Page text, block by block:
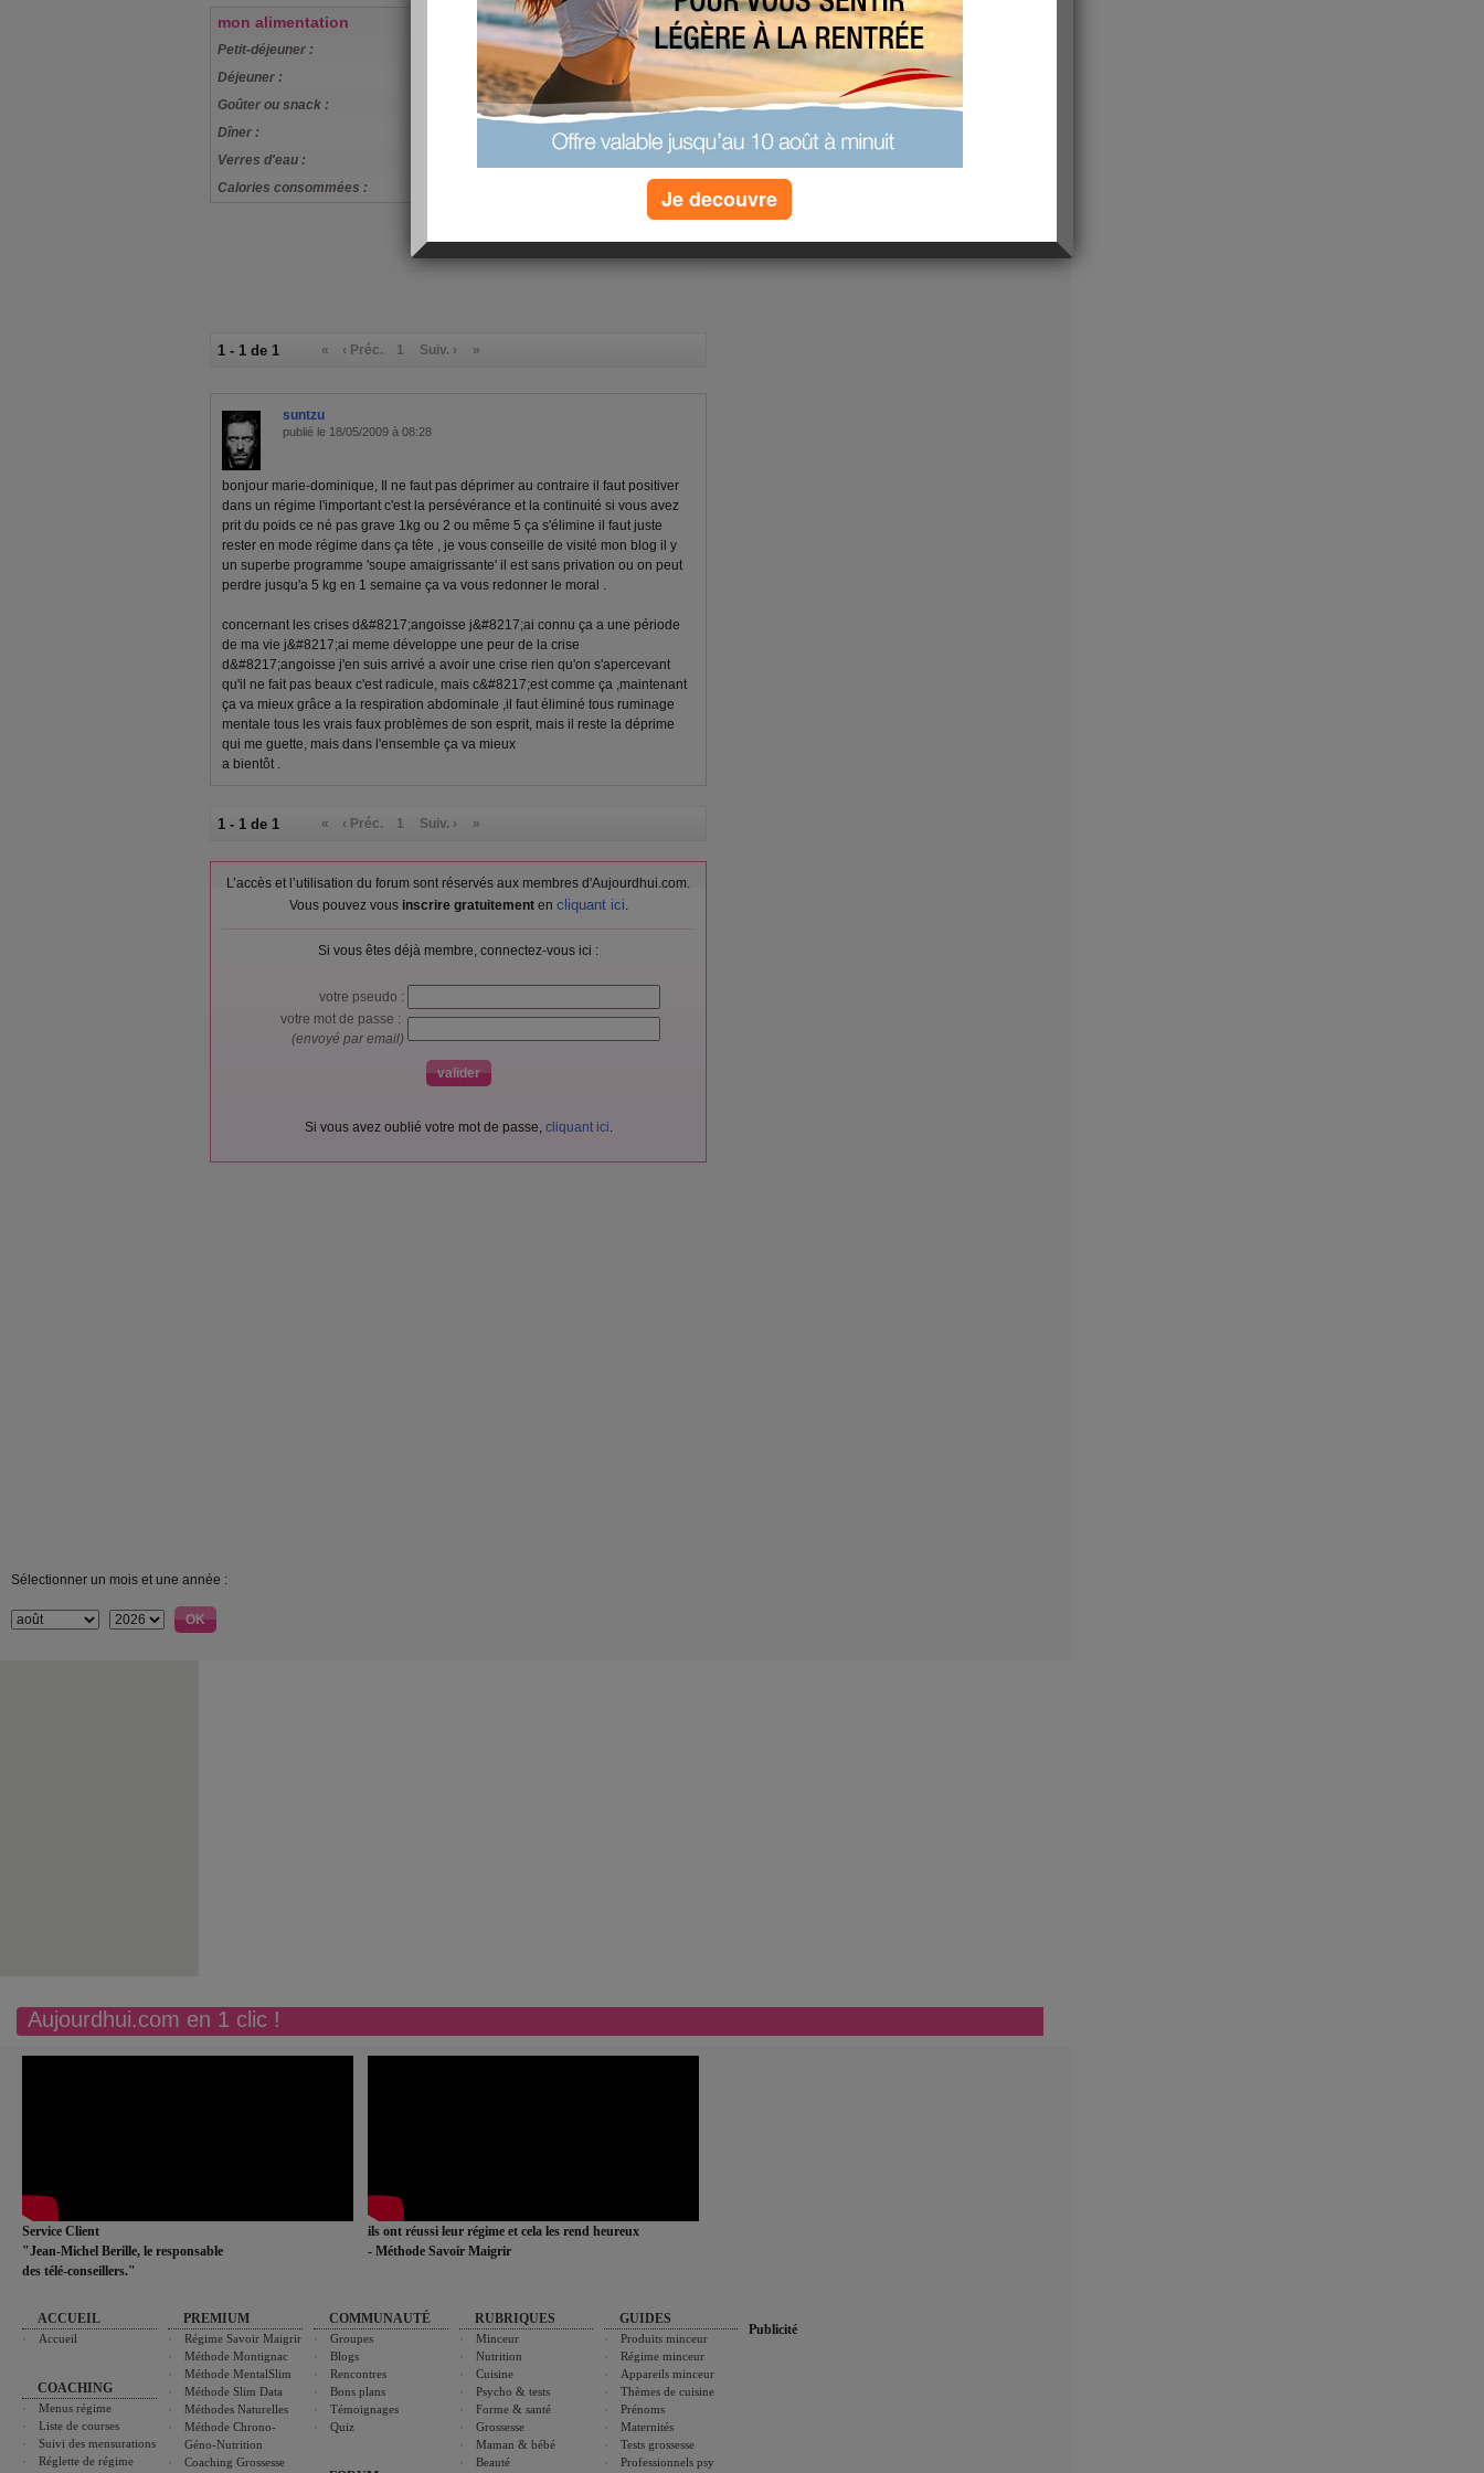
mon alimentation
Petit-déjeuner :
petales cornflaeks cafe au lait
Déjeuner :
frites oeufs
Goûter ou snack :
Dîner :
Verres d'eau :
Calories consommées :
(1) commentaires
1 - 1 de 1 « ‹ Préc. 1 Suiv. › »
suntzu
publié le 18/05/2009 à 08:28
bonjour marie-dominique, Il ne faut pas déprimer au contraire il faut positiver
dans un régime l'important c'est la persévérance et la continuité si vous avez
prit du poids ce né pas grave 1kg ou 2 ou même 5 ça s'élimine il faut juste
rester en mode régime dans ça tête , je vous conseille de visité mon blog il y
un superbe programme 'soupe amaigrissante' il est sans privation ou on peut
perdre jusqu'a 5 kg en 1 semaine ça va vous redonner le moral .
concernant les crises d&#8217;angoisse j&#8217;ai connu ça a une période
de ma vie j&#8217;ai meme développe une peur de la crise
d&#8217;angoisse j'en suis arrivé a avoir une crise rien qu'on s'apercevant
qu'il ne fait pas beaux c'est radicule, mais c&#8217;est comme ça ,maintenant
ça va mieux grâce a la respiration abdominale ,il faut éliminé tous ruminage
mentale tous les vrais faux problèmes de son esprit, mais il reste la déprime
qui me guette, mais dans l'ensemble ça va mieux
a bientôt .
1 - 1 de 1 « ‹ Préc. 1 Suiv. › »
L’accès et l’utilisation du forum sont réservés aux membres d'Aujourdhui.com.
Vous pouvez vous inscrire gratuitementen cliquant ici.
Si vous êtes déjà membre, connectez-vous ici :
votre pseudo :
votre mot de passe :
(envoyé par email)
Si vous avez oublié votre mot de passe, cliquant ici.
Sélectionner un mois et une année :
Aujourdhui.com en 1 clic !
Service Client
"Jean-Michel Berille, le responsable
des télé-conseillers."
ils ont réussi leur régime et cela les rend heureux
- Méthode Savoir Maigrir
ACCUEIL
Accueil
COACHING
Menus régime
Liste de courses
Suivi des mensurations
Réglette de régime
PREMIUM
Régime Savoir Maigrir
Méthode Montignac
Méthode MentalSlim
Méthode Slim Data
Méthodes Naturelles
Méthode Chrono-
Géno-Nutrition
Coaching Grossesse
COMMUNAUTÉ
Groupes
Blogs
Rencontres
Bons plans
Témoignages
Quiz
RUBRIQUES
Minceur
Nutrition
Cuisine
Psycho & tests
Forme & santé
Grossesse
Maman & bébé
Beauté
GUIDES
Produits minceur
Régime minceur
Appareils minceur
Thèmes de cuisine
Prénoms
Maternités
Tests grossesse
Professionnels psy
Publicité
Je decouvre